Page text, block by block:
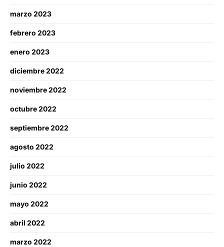
marzo 2023
febrero 2023
enero 2023
diciembre 2022
noviembre 2022
octubre 2022
septiembre 2022
agosto 2022
julio 2022
junio 2022
mayo 2022
abril 2022
marzo 2022